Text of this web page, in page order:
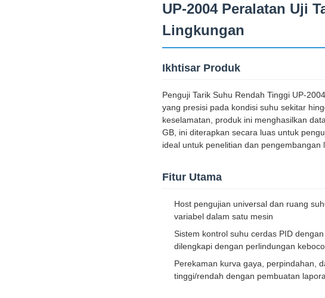
UP-2004 Peralatan Uji
Lingkungan
Ikhtisar Produk
Penguji Tarik Suhu Rendah Tinggi UP-
yang presisi pada kondisi suhu sekitar
keselamatan, produk ini menghasilkan
GB, ini diterapkan secara luas untuk
ideal untuk penelitian dan
Fitur Utama
Host pengujian universal dan ruang
variabel dalam satu mesin
Sistem kontrol suhu cerdas PID
dilengkapi dengan perlindungan
Perekaman kurva gaya, perpindahan,
tinggi/rendah dengan pembuatan